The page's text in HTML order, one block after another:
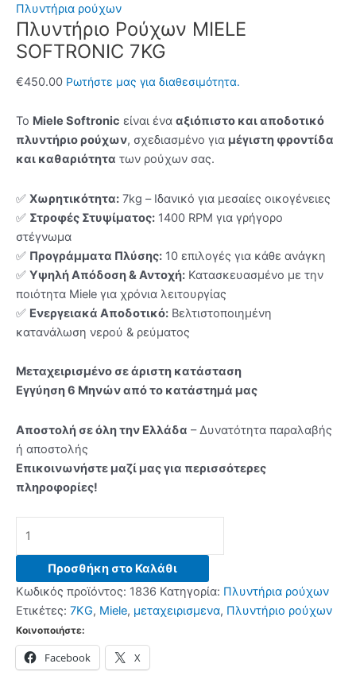
Πλυντήρια ρούχων
Πλυντήριο Ρούχων MIELE
SOFTRONIC 7KG
€450.00 Ρωτήστε μας για διαθεσιμότητα.
Το Miele Softronic είναι ένα αξιόπιστο και αποδοτικό
πλυντήριο ρούχων, σχεδιασμένο για μέγιστη φροντίδα
και καθαριότητα των ρούχων σας.
✅ Χωρητικότητα: 7kg – Ιδανικό για μεσαίες οικογένειες
✅ Στροφές Στυψίματος: 1400 RPM για γρήγορο
στέγνωμα
✅ Προγράμματα Πλύσης: 10 επιλογές για κάθε ανάγκη
✅ Υψηλή Απόδοση & Αντοχή: Κατασκευασμένο με την
ποιότητα Miele για χρόνια λειτουργίας
✅ Ενεργειακά Αποδοτικό: Βελτιστοποιημένη
κατανάλωση νερού & ρεύματος
Μεταχειρισμένο σε άριστη κατάσταση
Εγγύηση 6 Μηνών από το κατάστημά μας
Αποστολή σε όλη την Ελλάδα – Δυνατότητα παραλαβής
ή αποστολής
Επικοινωνήστε μαζί μας για περισσότερες
πληροφορίες!
Ρούχων
MIELE
SOFTRONIC
ποσότητα
Προσθήκη στο Καλάθι
Κωδικός προϊόντος: 1836 Κατηγορία: Πλυντήρια ρούχων
Ετικέτες: 7KG, Miele, μεταχειρισμενα, Πλυντήριο ρούχων
Κοινοποιήστε:
Facebook X